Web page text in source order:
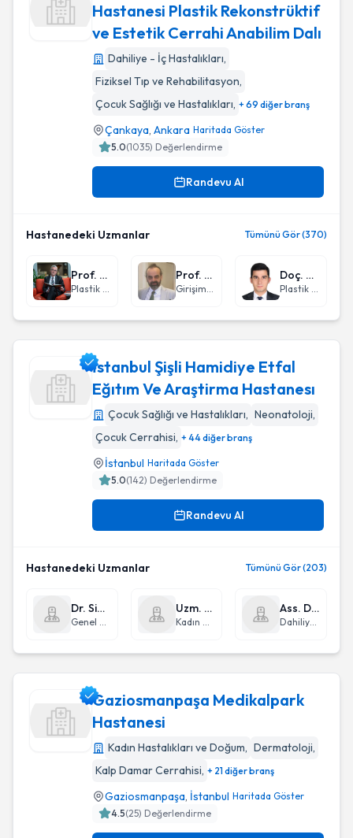
Hacettepe Üniversitesi Hastanesi Plastik Rekonstrüktif ve
Hastanesi Plastik Rekonstrüktif
ve Estetik Cerrahi Anabilim Dalı
Dahiliye - İç Hastalıkları,
Fiziksel Tıp ve Rehabilitasyon,
Çocuk Sağlığı ve Hastalıkları, + 69 diğer branş
Çankaya, Ankara Haritada Göster
5.0(1035) Değerlendirme
Randevu Al
Hastanedeki Uzmanlar Tümünü Gör (370)
Prof. Dr. Ali Emre Aksu
Plastik Rekonstrüktif ve Estetik Cerrahi
Prof. Dr. Türkmen Turan Çiftçi
Girişimsel Radyoloji
Doç. Dr. Galip Gencay Üstün
Plastik Rekonstrüktif ve Estetik Cerrahi
İstanbul Şişli Hamidiye Etfal
Eğıtım Ve Araştirma Hastanesı
Çocuk Sağlığı ve Hastalıkları, Neonatoloji,
Çocuk Cerrahisi, + 44 diğer branş
İstanbul Haritada Göster
5.0(142) Değerlendirme
Randevu Al
Hastanedeki Uzmanlar Tümünü Gör (203)
Dr. Sinan Cüneyd Hasçiçek
Genel Cerrahi
Uzm. Dr. Osman Aşıcıoğlu
Kadın Hastalıkları ve Doğum
Ass. Dr. Erhan Aslanhan
Dahiliye - İç Hastalıkları
Gaziosmanpaşa Medikalpark
Hastanesi
Kadın Hastalıkları ve Doğum, Dermatoloji,
Kalp Damar Cerrahisi, + 21 diğer branş
Gaziosmanpaşa, İstanbul Haritada Göster
4.5(25) Değerlendirme